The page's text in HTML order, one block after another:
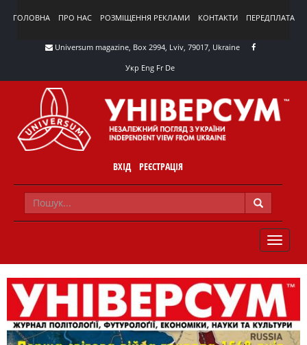
ГОЛОВНА ПРО НАС РОЗМІЩЕННЯ РЕКЛАМИ КОНТАКТИ ПЕРЕДПЛАТА
Universum magazine, Box 2994, Lviv, 79017, Ukraine
Укр Eng FrDe
ВХІД РЕЄСТРАЦІЯ
TOGGLE